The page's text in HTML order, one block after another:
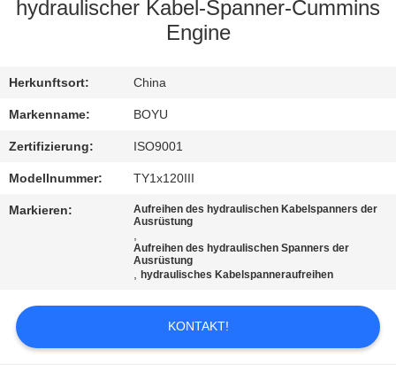
MIT
UNS
IN
VERBINDUNG
NACHRICHTEN
SIE EIN
ZITAT
hydraulischer Kabel-Spanner-Cummins
Engine
Herkunftsort: China
Markenname: BOYU
Zertifizierung: ISO9001
Modellnummer: TY1x120III
Markieren:
Aufreihen des hydraulischen Kabelspanners der
Ausrüstung
,
Aufreihen des hydraulischen Spanners der
Ausrüstung
,hydraulisches Kabelspanneraufreihen
KONTAKT!